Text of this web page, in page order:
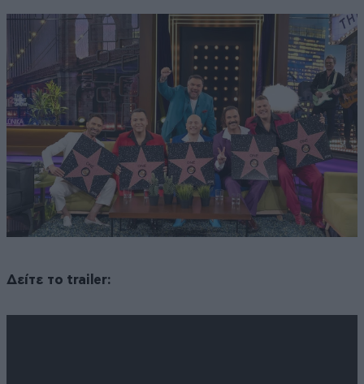
Δείτε το trailer: